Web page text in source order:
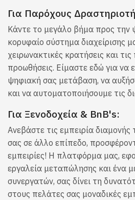
Για Παρόχους
Κάντε το μεγάλο βήμα προς την
κορυφαίο σύστημα διαχείρισης
χειρωνακτικές κρατήσεις και
προωθήσεις. Είμαστε εδώ για να
ψηφιακή σας μετάβαση, να
και να αυτοματοποιήσουμε τις
Για Ξενοδοχεία & BnB's:
Ανεβάστε τις εμπειρία
σας σε άλλο επίπεδο,
εμπειρίες! Η πλατφόρμα μας,
εργαλεία μεταπώλησης και ένα
συνεργατών, σας δίνει τη
στους πελάτες σας μοναδικές